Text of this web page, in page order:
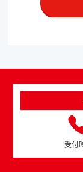
受付